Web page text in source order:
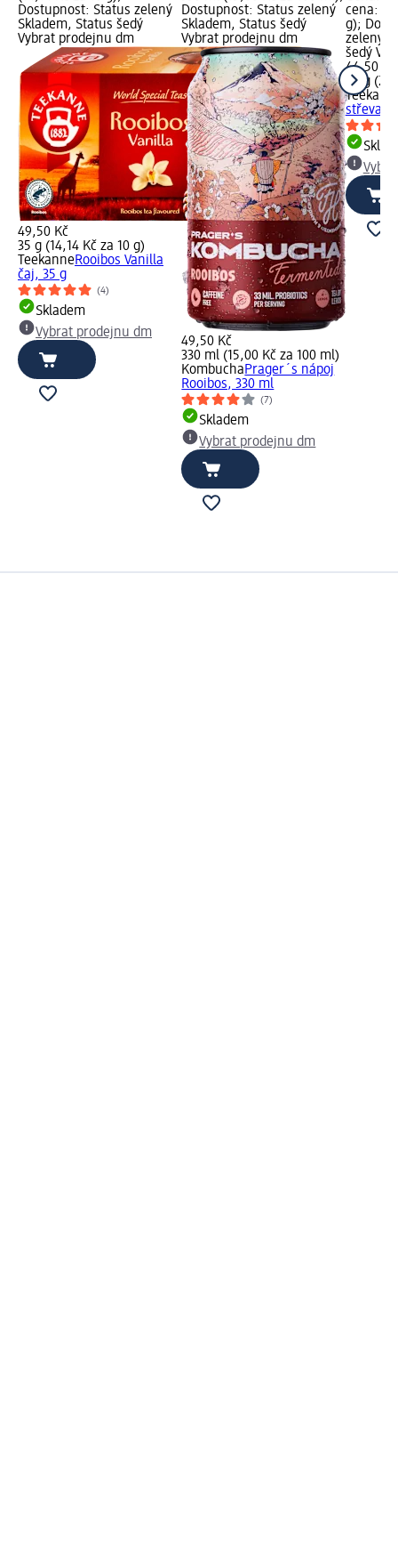
Dostupnost: Status zelený
Skladem, Status šedý
Vybrat prodejnu dm
49,50 Kč
35 g (14,14 Kč za 10 g)
TeekanneRooibos Vanilla
čaj, 35 g
(4)
Skladem
Vybrat prodejnu dm
Dostupnost: Status zelený
Skladem, Status šedý
Vybrat prodejnu dm
49,50 Kč
330 ml (15,00 Kč za 100 ml)
KombuchaPrager´s nápoj
Rooibos, 330 ml
(7)
Skladem
Vybrat prodejnu dm
cena: 20
g);
zelený
šedý
44,50 Kč
20 g
střeva,